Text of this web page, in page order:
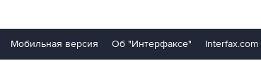
Мобильная версия Об "Интерфаксе" Interfax.com